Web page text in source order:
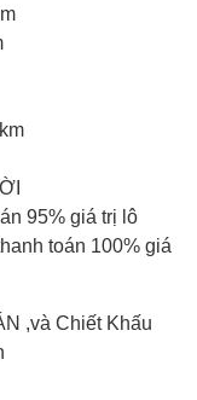
95% giá trị lô
toán 100% giá
,và Chiết Khấu